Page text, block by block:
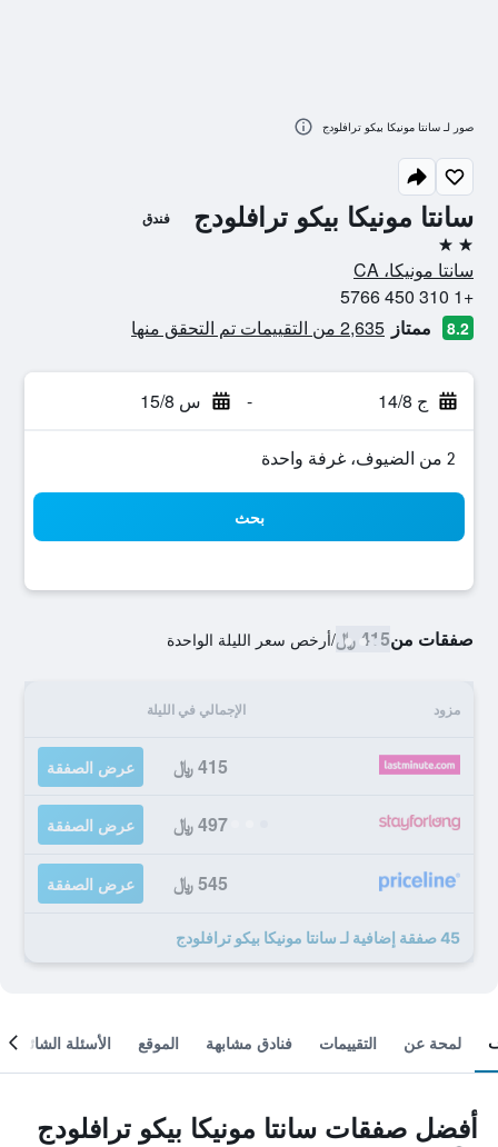
سانتا مونيكا بيكو ترافلودج فندق
2 نجمتين
سانتا مونيكا، CA
+1 310 450 5766
8.2 ممتاز 2,635 من التقييمات تم التحقق منها
ج 14/8 - س 15/8
2 من الضيوف، غرفة واحدة
بحث
صفقات من415 ﷼ /أرخص سعر الليلة الواحدة
مزود الإجمالي في الليلة
415 ﷼ عرض الصفقة
497 ﷼ عرض الصفقة
545 ﷼ عرض الصفقة
45 صفقة إضافية لـ سانتا مونيكا بيكو ترافلودج
صور لـ سانتا مونيكا بيكو ترافلودج
لمحة عن التقييمات فنادق مشابهة الموقع الأسئلة الشائعة
أفضل صفقات سانتا مونيكا بيكو ترافلودج